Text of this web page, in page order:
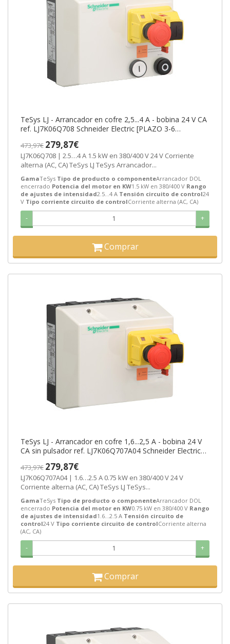
TeSys LJ - Arrancador en cofre 2,5...4 A - bobina 24 V CA
ref. LJ7K06Q708 Schneider Electric [PLAZO 3-6
473,97€ 279,87€
LJ7K06Q708 | 2.5…4 A 1.5 kW en 380/400 V 24 V Corriente
alterna (AC, CA) TeSys LJ TeSys Arrancador...
GamaTeSys Tipo de producto o componenteArrancador DOL
encerrado Potencia del motor en KW1.5 kW en 380/400 V Rango
de ajustes de intensidad2.5…4 A Tensión circuito de control24
V Tipo corriente circuito de controlCorriente alterna (AC, CA)
- +
Comprar
TeSys LJ - Arrancador en cofre 1,6...2,5 A - bobina 24 V
CA sin pulsador ref. LJ7K06Q707A04 Schneider Electric
473,97€ 279,87€
LJ7K06Q707A04 | 1.6…2.5 A 0.75 kW en 380/400 V 24 V
Corriente alterna (AC, CA) TeSys LJ TeSys...
GamaTeSys Tipo de producto o componenteArrancador DOL
encerrado Potencia del motor en KW0.75 kW en 380/400 V Rango
de ajustes de intensidad1.6…2.5 A Tensión circuito de
control24 V Tipo corriente circuito de controlCorriente alterna
(AC, CA)
- +
Comprar